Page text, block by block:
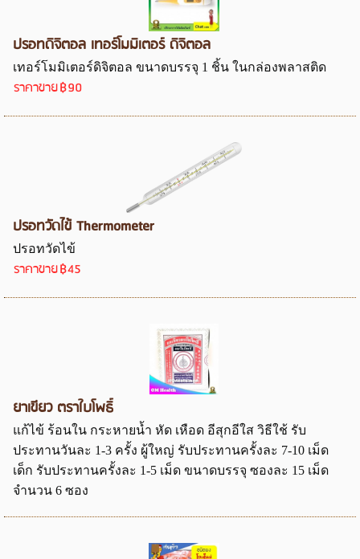
ปรอทดิจิตอล เทอร์โมมิเตอร์ ดิจิตอล
เทอร์โมมิเตอร์ดิจิตอล ขนาดบรรจุ 1 ชิ้น ในกล่องพลาสติด
ราคาขาย฿90
ปรอทวัดไข้ Thermometer
ปรอทวัดไข้
ราคาขาย฿45
ยาเขียว ตราใบโพธิ์
แก้ไข้ ร้อนใน กระหายน้ำ หัด เหือด อีสุกอีใส วิธีใช้ รับ
ประทานวันละ 1-3 ครั้ง ผู้ใหญ่ รับประทานครั้งละ 7-10 เม็ด
เด็ก รับประทานครั้งละ 1-5 เม็ด ขนาดบรรจุ ซองละ 15 เม็ด
จำนวน 6 ซอง